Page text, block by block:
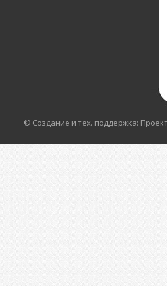
© Создание и тех. поддержка: